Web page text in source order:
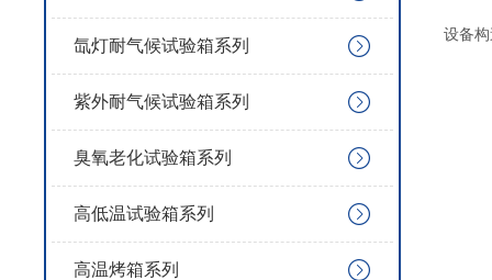
氙灯耐气候试验箱系列
紫外耐气候试验箱系列
臭氧老化试验箱系列
高低温试验箱系列
高温烤箱系列
设备